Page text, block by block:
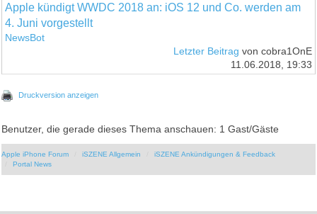
Apple kündigt WWDC 2018 an: iOS 12 und Co. werden am
4. Juni vorgestellt
NewsBot
Letzter Beitrag von cobra1OnE
11.06.2018, 19:33
Druckversion anzeigen
Benutzer, die gerade dieses Thema anschauen: 1 Gast/Gäste
Apple iPhone Forum iSZENE Allgemein
iSZENE Ankündigungen & Feedback
Portal News